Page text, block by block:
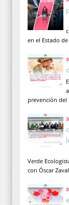
en el Estado
prevención del
Verde
con Óscar